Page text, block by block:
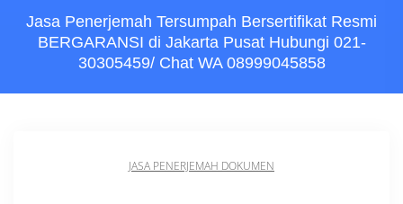
Jasa Penerjemah Tersumpah Bersertifikat Resmi
BERGARANSI di Jakarta Pusat Hubungi 021-
30305459/ Chat WA 08999045858
JASA PENERJEMAH DOKUMEN